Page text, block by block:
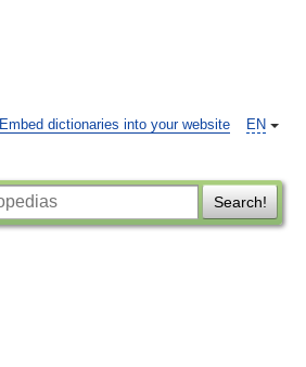
EN
Embed dictionaries into your website
Search!